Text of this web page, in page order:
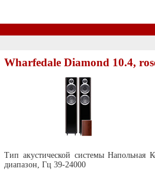
Wharfedale Diamond 10.4,
Тип акустической системы Напольная
диапазон, Гц 39-24000